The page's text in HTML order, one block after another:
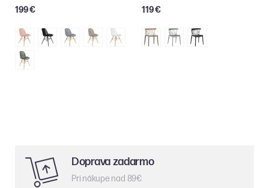
199 €
119 €
Doprava zadarmo
Pri nákupe nad 89€